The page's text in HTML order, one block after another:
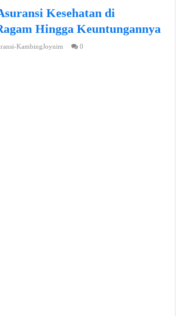
Kesehatan di
Hingga Keuntungannya
KambingJoynim 0